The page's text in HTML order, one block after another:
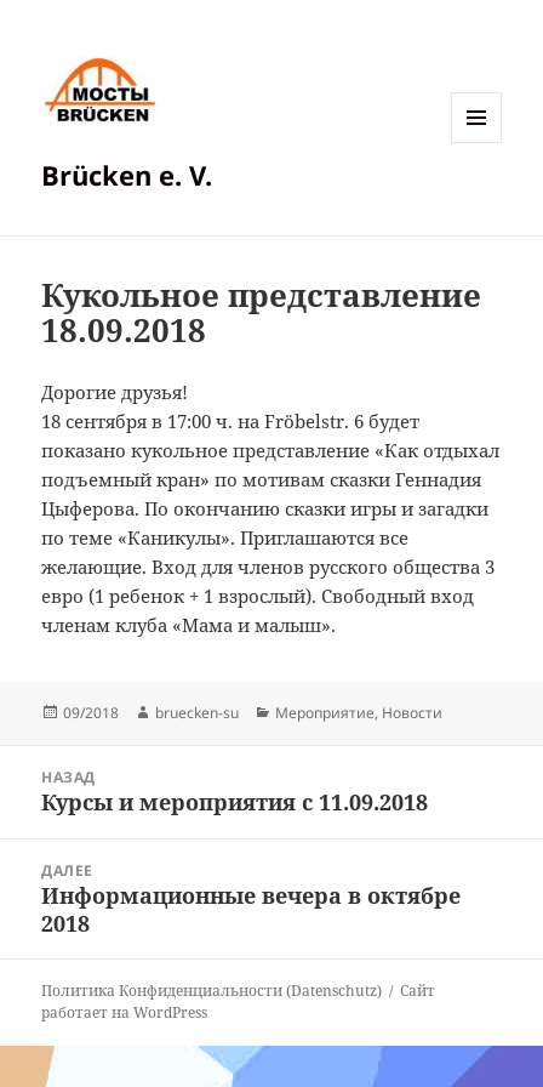
Brücken e. V.
Кукольное представление
18.09.2018
Дорогие друзья!
18 сентября в 17:00 ч. на Fröbelstr. 6 будет
показано кукольное представление «Как отдыхал
подъемный кран» по мотивам сказки Геннадия
Цыферова. По окончанию сказки игры и загадки
по теме «Каникулы». Приглашаются все
желающие. Вход для членов русского общества 3
евро (1 ребенок + 1 взрослый). Свободный вход
членам клуба «Мама и малыш».
Опубликовано
09/2018 Автор
bruecken-su Рубрики
Мероприятие, Новости
записям
НАЗАД
Предыдущая
Курсы и мероприятия с 11.09.2018
ДАЛЕЕ
Следующая
запись:
Информационные вечера в октябре
2018
Политика Конфиденциальности (Datenschutz)
Сайт
работает на WordPress